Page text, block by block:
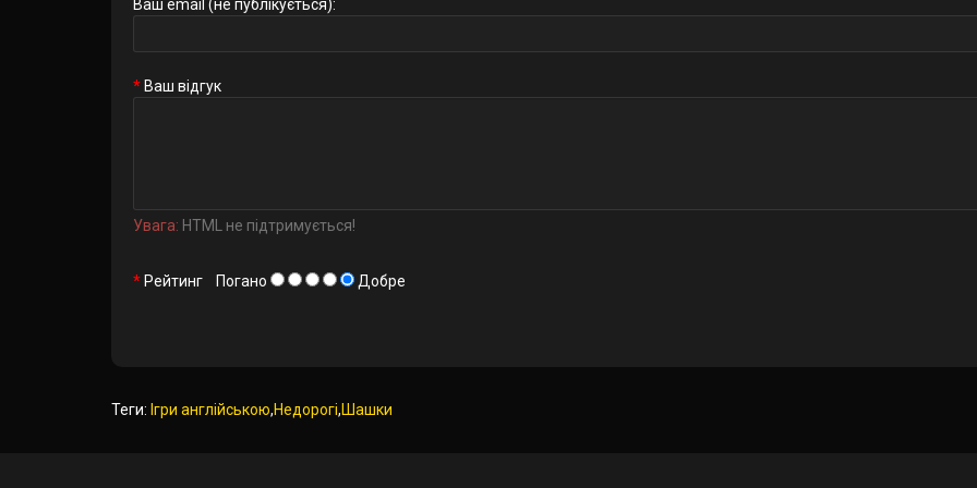
Ваш email (не публікується):
Ваш відгук
Увага: HTML не підтримується!
Рейтинг Погано Добре
Теги: Ігри англійською,Недорогі,Шашки